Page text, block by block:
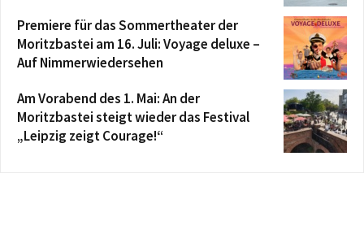
Premiere für das Sommertheater der
Moritzbastei am 16. Juli: Voyage deluxe –
Auf Nimmerwiedersehen
Am Vorabend des 1. Mai: An der
Moritzbastei steigt wieder das Festival
„Leipzig zeigt Courage!“